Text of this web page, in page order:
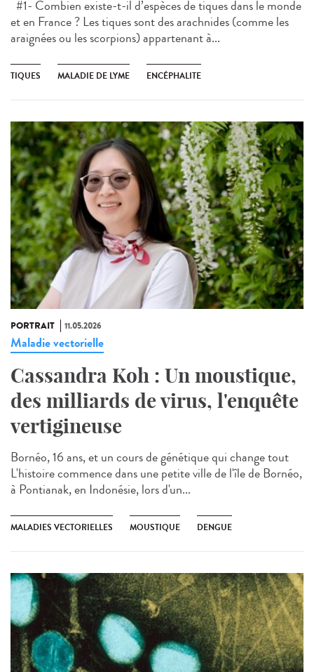
#1- Combien existe-t-il d’espèces de tiques dans le monde
et en France ? Les tiques sont des arachnides (comme les
araignées ou les scorpions) appartenant à...
TIQUES MALADIE DE LYME ENCÉPHALITE
PORTRAIT 11.05.2026
Maladie vectorielle
Cassandra Koh : Un moustique,
des milliards de virus, l'enquête
vertigineuse
Bornéo, 16 ans, et un cours de génétique qui change tout
L'histoire commence dans une petite ville de l'île de Bornéo,
à Pontianak, en Indonésie, lors d'un...
MALADIES VECTORIELLES MOUSTIQUE DENGUE